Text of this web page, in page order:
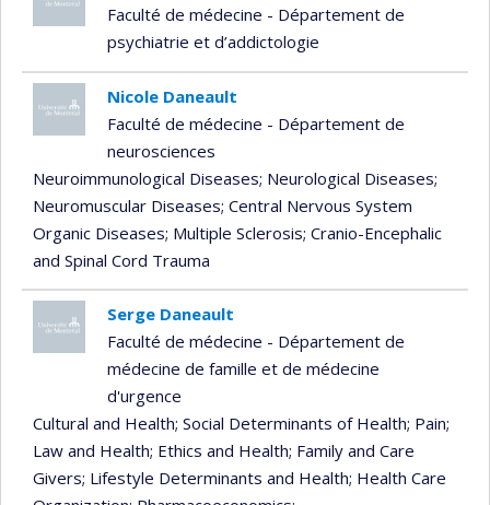
Faculté de médecine - Département de
psychiatrie et d’addictologie
Nicole Daneault
Faculté de médecine - Département de
neurosciences
Neuroimmunological Diseases; Neurological Diseases;
Neuromuscular Diseases; Central Nervous System
Organic Diseases; Multiple Sclerosis; Cranio-Encephalic
and Spinal Cord Trauma
Serge Daneault
Faculté de médecine - Département de
médecine de famille et de médecine
d'urgence
Cultural and Health; Social Determinants of Health; Pain;
Law and Health; Ethics and Health; Family and Care
Givers; Lifestyle Determinants and Health; Health Care